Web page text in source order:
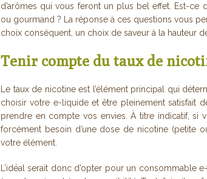
d’arômes qui vous feront un plus bel effet. Est-
ou gourmand ? La réponse à ces questions vous
choix conséquent, un choix de saveur à la hauteur
Tenir compte du taux de
Le taux de nicotine est l’élément principal qui
choisir votre e-liquide et être pleinement satisfait
prendre en compte vos envies. À titre indicatif, si
forcément besoin d’une dose de nicotine (petite
votre élément.
L’idéal serait donc d’opter pour un consommable